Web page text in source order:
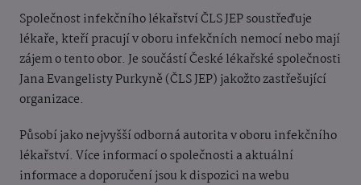
Společnost infekčního lékařství ČLS JEP soustřeďuje
lékaře, kteří pracují v oboru infekčních nemocí nebo mají
zájem o tento obor. Je součástí České lékařské společnosti
Jana Evangelisty Purkyně (ČLS JEP) jakožto zastřešující
organizace.
Působí jako nejvyšší odborná autorita v oboru infekčního
lékařství. Více informací o společnosti a aktuální
informace a doporučení jsou k dispozici na webu